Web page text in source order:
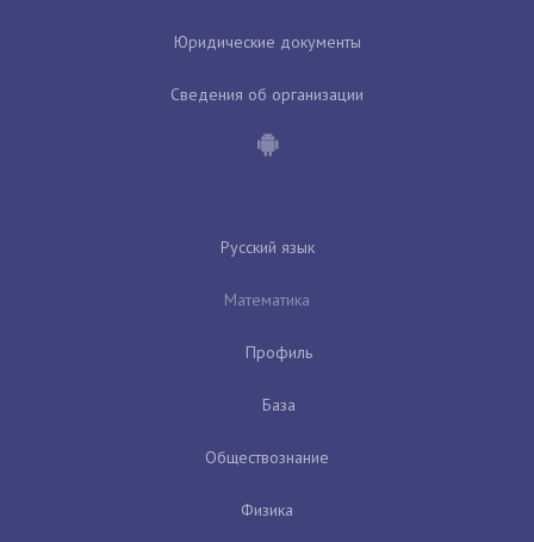
Юридические документы
Сведения об организации
Русский язык
Математика
Профиль
База
Обществознание
Физика